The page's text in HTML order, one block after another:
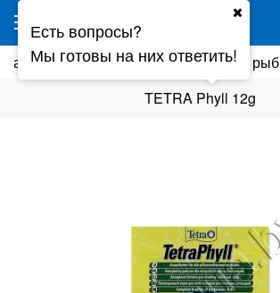
Корма и кормушки Корм для рыб
TETRA Phyll 12g
Есть вопросы?
Мы готовы на них ответить!
Ваш город - Минск,
угадали?
ДА НЕТ